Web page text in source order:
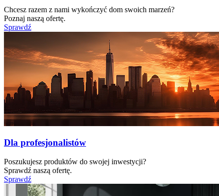
Chcesz razem z nami wykończyć dom swoich marzeń?
Poznaj naszą ofertę.
Sprawdź
Dla profesjonalistów
Poszukujesz produktów do swojej inwestycji?
Sprawdź naszą ofertę.
Sprawdź